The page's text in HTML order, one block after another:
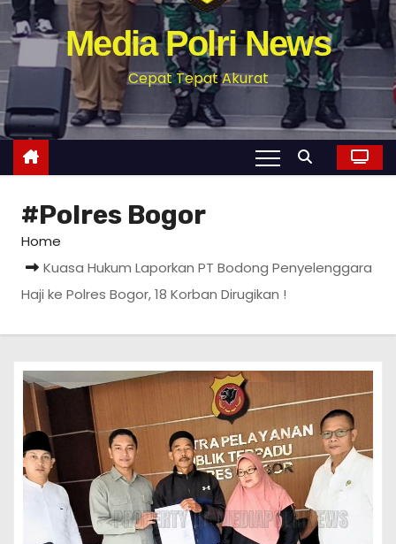
Media Polri News
Cepat Tepat Akurat
#Polres Bogor
Home
Kuasa Hukum Laporkan PT Bodong Penyelenggara
Haji ke Polres Bogor, 18 Korban Dirugikan !